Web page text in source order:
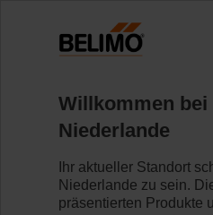
Antriebe für raue
IP66/67 / NEMA 4X-Antriebe
besonders für den Einsatz in
sind gegen UV-Strahlung,
Willkommen
Niederlande
Ihr aktueller Standort
Niederlande zu sein.
präsentierten Produkte